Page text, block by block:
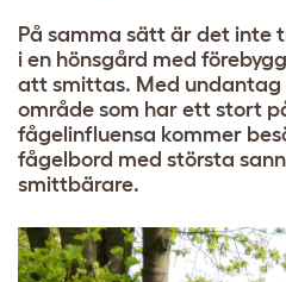
På samma sätt är det inte
i en hönsgård med
att smittas. Med undantag
område som har ett stort
fågelinfluensa kommer
fågelbord med största
smittbärare.